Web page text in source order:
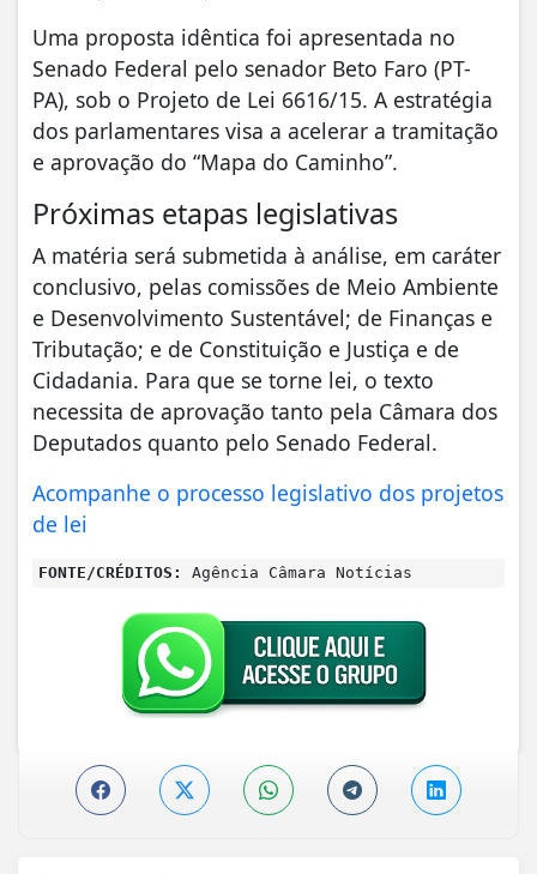
Uma proposta idêntica foi apresentada no
Senado Federal pelo senador Beto Faro (PT-
PA), sob o Projeto de Lei 6616/15. A estratégia
dos parlamentares visa a acelerar a tramitação
e aprovação do “Mapa do Caminho”.
Próximas etapas legislativas
A matéria será submetida à análise, em caráter
conclusivo, pelas comissões de Meio Ambiente
e Desenvolvimento Sustentável; de Finanças e
Tributação; e de Constituição e Justiça e de
Cidadania. Para que se torne lei, o texto
necessita de aprovação tanto pela Câmara dos
Deputados quanto pelo Senado Federal.
Acompanhe o processo legislativo dos projetos
de lei
FONTE/CRÉDITOS: Agência Câmara Notícias